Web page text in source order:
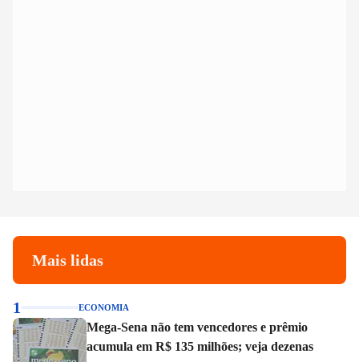
Mais lidas
1 ECONOMIA
Mega-Sena não tem vencedores e prêmio
acumula em R$ 135 milhões; veja dezenas